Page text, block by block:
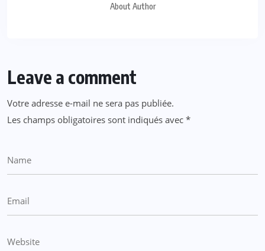
About Author
Leave a comment
Votre adresse e-mail ne sera pas publiée.
Les champs obligatoires sont indiqués avec *